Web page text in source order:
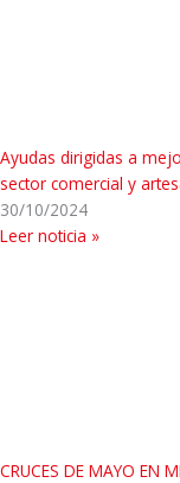
Ayudas dirigidas a
sector comercial y
30/10/2024
Leer noticia »
CRUCES DE MAYO EN